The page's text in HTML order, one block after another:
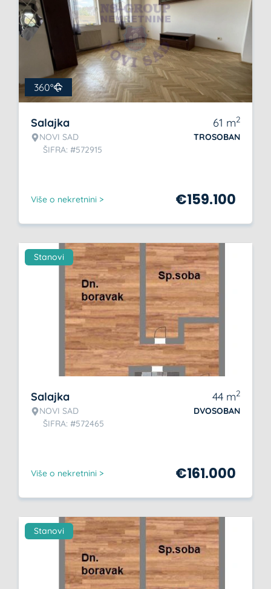
360°
Salajka
NOVI SAD
ŠIFRA: #572915
61 m2
TROSOBAN
Više o nekretnini > €159.100
Stanovi
Salajka
NOVI SAD
ŠIFRA: #572465
44 m2
DVOSOBAN
Više o nekretnini > €161.000
Stanovi